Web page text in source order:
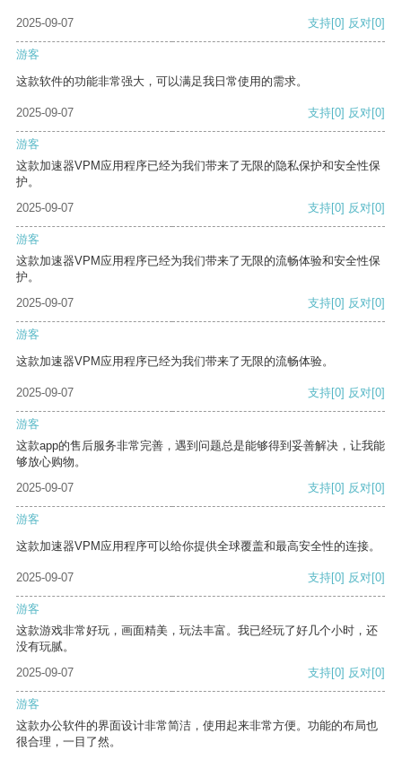
2025-09-07 支持[0] 反对[0]
游客
这款软件的功能非常强大，可以满足我日常使用的需求。
2025-09-07 支持[0] 反对[0]
游客
这款加速器VPM应用程序已经为我们带来了无限的隐私保护和安全性保
护。
2025-09-07
支持[0] 反对[0]
游客
这款加速器VPM应用程序已经为我们带来了无限的流畅体验和安全性保
护。
2025-09-07
支持[0] 反对[0]
游客
这款加速器VPM应用程序已经为我们带来了无限的流畅体验。
2025-09-07 支持[0] 反对[0]
游客
这款app的售后服务非常完善，遇到问题总是能够得到妥善解决，让我能
够放心购物。
2025-09-07
支持[0] 反对[0]
游客
这款加速器VPM应用程序可以给你提供全球覆盖和最高安全性的连接。
2025-09-07 支持[0] 反对[0]
游客
这款游戏非常好玩，画面精美，玩法丰富。我已经玩了好几个小时，还
没有玩腻。
2025-09-07
支持[0] 反对[0]
游客
这款办公软件的界面设计非常简洁，使用起来非常方便。功能的布局也
很合理，一目了然。